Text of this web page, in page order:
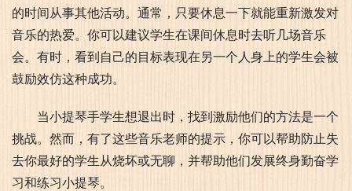
的时间从事其他活动。通常，只要休息一下就能重新激发对
音乐的热爱。你可以建议学生在课间休息时去听几场音乐
会。有时，看到自己的目标表现在另一个人身上的学生会被
鼓励效仿这种成功。
当小提琴手学生想退出时，找到激励他们的方法是一个
挑战。然而，有了这些音乐老师的提示，你可以帮助防止失
去你最好的学生从烧坏或无聊，并帮助他们发展终身勤奋学
习和练习小提琴。